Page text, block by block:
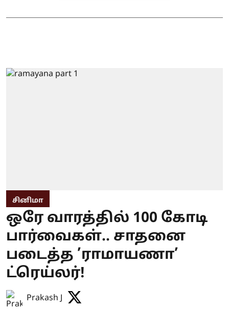
சினிமா
ஒரே வாரத்தில் 100 கோடி
பார்வைகள்.. சாதனை
படைத்த ’ராமாயணா’
ட்ரெய்லர்!
Prakash J